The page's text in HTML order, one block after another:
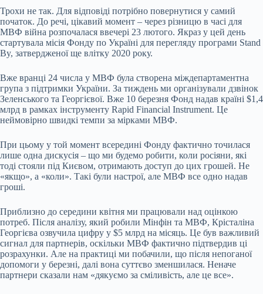
Трохи не так. Для відповіді потрібно повернутися у самий
початок. До речі, цікавий момент – через різницю в часі для
МВФ війна розпочалася ввечері 23 лютого. Якраз у цей день
стартувала місія Фонду по Україні для перегляду програми Stand
By, затвердженої ще влітку 2020 року.
Вже вранці 24 числа у МВФ була створена міждепартаментна
група з підтримки України. За тиждень ми організували дзвінок
Зеленського та Георгієвої. Вже 10 березня Фонд надав країні $1,4
млрд в рамках інструменту Rapid Financial Instrument. Це
неймовірно швидкі темпи за мірками МВФ.
При цьому у той момент всередині Фонду фактично точилася
лише одна дискусія – що ми будемо робити, коли росіяни, які
тоді стояли під Києвом, отримають доступ до цих грошей. Не
«якщо», а «коли». Такі були настрої, але МВФ все одно надав
гроші.
Приблизно до середини квітня ми працювали над оцінкою
потреб. Після аналізу, який робили Мінфін та МВФ, Крісталіна
Георгієва озвучила цифру у $5 млрд на місяць. Це був важливий
сигнал для партнерів, оскільки МВФ фактично підтвердив ці
розрахунки. Але на практиці ми побачили, що після непоганої
допомоги у березні, далі вона суттєво зменшилася. Неначе
партнери сказали нам «дякуємо за сміливість, але це все».